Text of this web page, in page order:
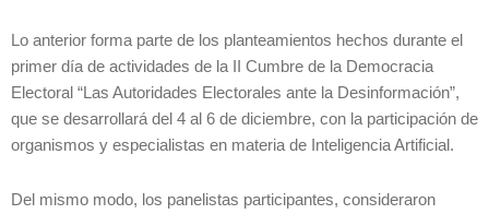
Lo anterior forma parte de los planteamientos hechos durante el
primer día de actividades de la II Cumbre de la Democracia
Electoral “Las Autoridades Electorales ante la Desinformación”,
que se desarrollará del 4 al 6 de diciembre, con la participación de
organismos y especialistas en materia de Inteligencia Artificial.
Del mismo modo, los panelistas participantes, consideraron